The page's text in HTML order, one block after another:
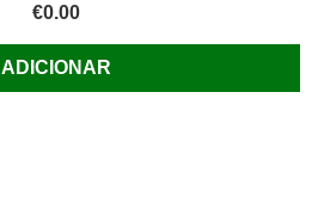
€0.00
ADICIONAR